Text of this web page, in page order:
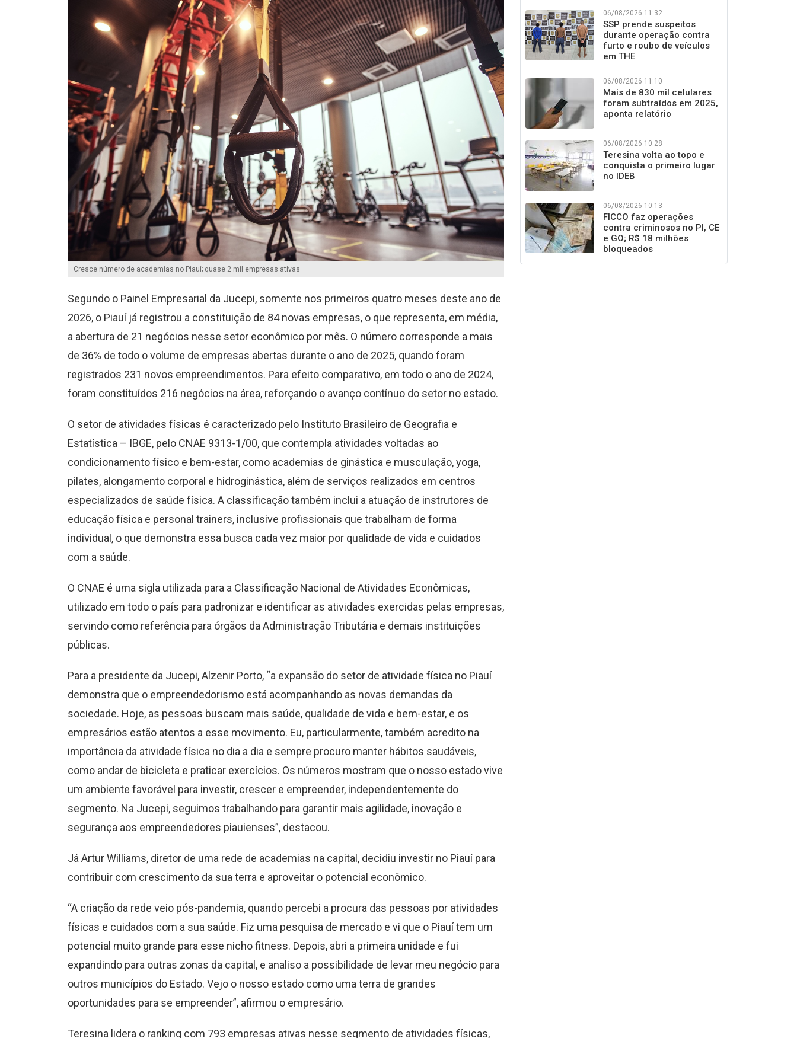
Cresce número de academias no Piauí; quase 2 mil empresas ativas
Segundo o Painel Empresarial da Jucepi, somente nos primeiros quatro meses deste ano de
2026, o Piauí já registrou a constituição de 84 novas empresas, o que representa, em média,
a abertura de 21 negócios nesse setor econômico por mês. O número corresponde a mais
de 36% de todo o volume de empresas abertas durante o ano de 2025, quando foram
registrados 231 novos empreendimentos. Para efeito comparativo, em todo o ano de 2024,
foram constituídos 216 negócios na área, reforçando o avanço contínuo do setor no estado.
O setor de atividades físicas é caracterizado pelo Instituto Brasileiro de Geografia e
Estatística – IBGE, pelo CNAE 9313-1/00, que contempla atividades voltadas ao
condicionamento físico e bem-estar, como academias de ginástica e musculação, yoga,
pilates, alongamento corporal e hidroginástica, além de serviços realizados em centros
especializados de saúde física. A classificação também inclui a atuação de instrutores de
educação física e personal trainers, inclusive profissionais que trabalham de forma
individual, o que demonstra essa busca cada vez maior por qualidade de vida e cuidados
com a saúde.
O CNAE é uma sigla utilizada para a Classificação Nacional de Atividades Econômicas,
utilizado em todo o país para padronizar e identificar as atividades exercidas pelas empresas,
servindo como referência para órgãos da Administração Tributária e demais instituições
públicas.
Para a presidente da Jucepi, Alzenir Porto, “a expansão do setor de atividade física no Piauí
demonstra que o empreendedorismo está acompanhando as novas demandas da
sociedade. Hoje, as pessoas buscam mais saúde, qualidade de vida e bem-estar, e os
empresários estão atentos a esse movimento. Eu, particularmente, também acredito na
importância da atividade física no dia a dia e sempre procuro manter hábitos saudáveis,
como andar de bicicleta e praticar exercícios. Os números mostram que o nosso estado vive
um ambiente favorável para investir, crescer e empreender, independentemente do
segmento. Na Jucepi, seguimos trabalhando para garantir mais agilidade, inovação e
segurança aos empreendedores piauienses”, destacou.
Já Artur Williams, diretor de uma rede de academias na capital, decidiu investir no Piauí para
contribuir com crescimento da sua terra e aproveitar o potencial econômico.
“A criação da rede veio pós-pandemia, quando percebi a procura das pessoas por atividades
físicas e cuidados com a sua saúde. Fiz uma pesquisa de mercado e vi que o Piauí tem um
potencial muito grande para esse nicho fitness. Depois, abri a primeira unidade e fui
expandindo para outras zonas da capital, e analiso a possibilidade de levar meu negócio para
outros municípios do Estado. Vejo o nosso estado como uma terra de grandes
oportunidades para se empreender”, afirmou o empresário.
Teresina lidera o ranking com 793 empresas ativas nesse segmento de atividades físicas,
06/08/2026 11:32
SSP prende suspeitos
durante operação contra
furto e roubo de veículos
em THE
06/08/2026 11:10
Mais de 830 mil celulares
foram subtraídos em 2025,
aponta relatório
06/08/2026 10:28
Teresina volta ao topo e
conquista o primeiro lugar
no IDEB
06/08/2026 10:13
FICCO faz operações
contra criminosos no PI, CE
e GO; R$ 18 milhões
bloqueados